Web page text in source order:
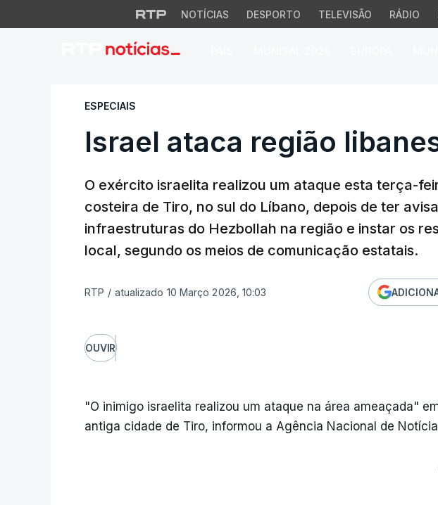
NOTÍCIAS DESPORTO TELEVISÃO RÁDIO
Israel ataca região libanesa
ESPECIAIS
Israel ataca região
O exército israelita realizou um ataque esta terça-
costeira de Tiro, no sul do Líbano, depois de ter
infraestruturas do Hezbollah na região e instar os
local, segundo os meios de comunicação estatais.
RTP / atualizado 10 Março 2026, 10:03
OUVIR
"O inimigo israelita realizou um ataque na área ameaçada"
antiga cidade de Tiro, informou a Agência Nacional de